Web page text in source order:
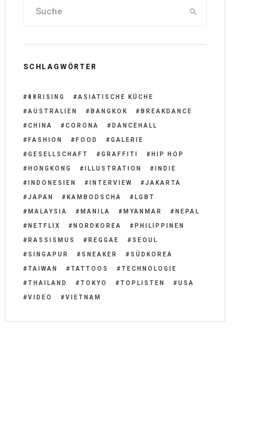
SCHLAGWÖRTER
88RISING ASIATISCHE KÜCHE
AUSTRALIEN BANGKOK BREAKDANCE
CHINA CORONA DANCEHALL
FASHION FOOD GALERIE
GESELLSCHAFT GRAFFITI HIP HOP
HONGKONG ILLUSTRATION INDIE
INDONESIEN INTERVIEW JAKARTA
JAPAN KAMBODSCHA LGBT
MALAYSIA MANILA MYANMAR NEPAL
NETFLIX NORDKOREA PHILIPPINEN
RASSISMUS REGGAE SEOUL
SINGAPUR SNEAKER SÜDKOREA
TAIWAN TATTOOS TECHNOLOGIE
THAILAND TOKYO TOPLISTEN USA
VIDEO VIETNAM